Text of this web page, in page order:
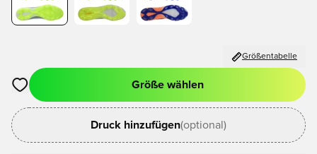
Größentabelle
Öffnet ein neues Fenster zum Anmelden oder Registrieren
Größe wählen
Druck hinzufügen(optional)